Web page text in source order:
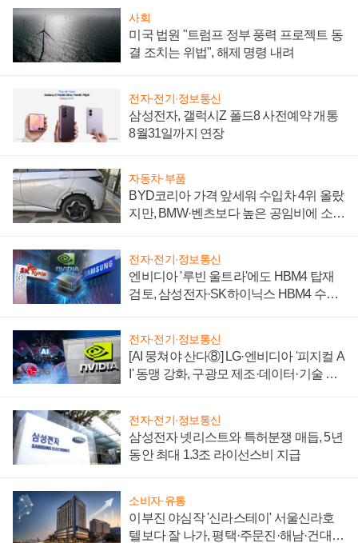
사회
미국 법원 "트럼프 정부 풍력 프로젝트 동
결 조치는 위법", 해제 명령 내려
전자·전기·정보통신
삼성전자, 갤럭시Z 폴드8 사전예약 개통
8월31일까지 연장
자동차·부품
BYD코리아 가격 앞세워 수입차 4위 올랐
지만, BMW·벤츠보다 높은 공임비에 소비
전자·전기·정보통신
엔비디아 '루빈 울트라'에도 HBM4 탑재
검토, 삼성전자·SK하이닉스 HBM4 수율
전자·전기·정보통신
[AI 뭉쳐야 산다⑧] LG·엔비디아 '피지컬 A
I' 동맹 강화, 구광모 제조·데이터·기술 결
전자·전기·정보통신
삼성전자 넷리스트와 특허분쟁 매듭, 5년
동안 최대 1.3조 라이선스비 지급
소비자·유통
이부진 야심작 '신라스테이' 서울신라호
텔보다 잘 나가, 평택·주문진·해남·건대로